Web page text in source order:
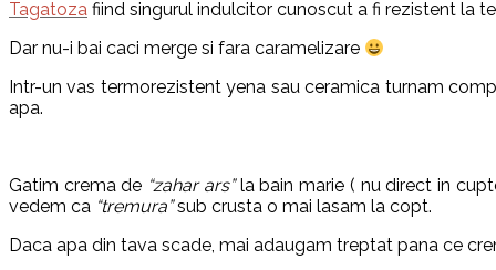
Tagatoza fiind singurul indulcitor cunoscut a fi rezistent la
Dar nu-i bai caci merge si fara caramelizare
Intr-un vas termorezistent yena sau ceramica turnam
apa.
Gatim crema de “zahar ars”la bain marie ( nu direct in
vedem ca “tremura”sub crusta o mai lasam la copt.
Daca apa din tava scade, mai adaugam treptat pana ce